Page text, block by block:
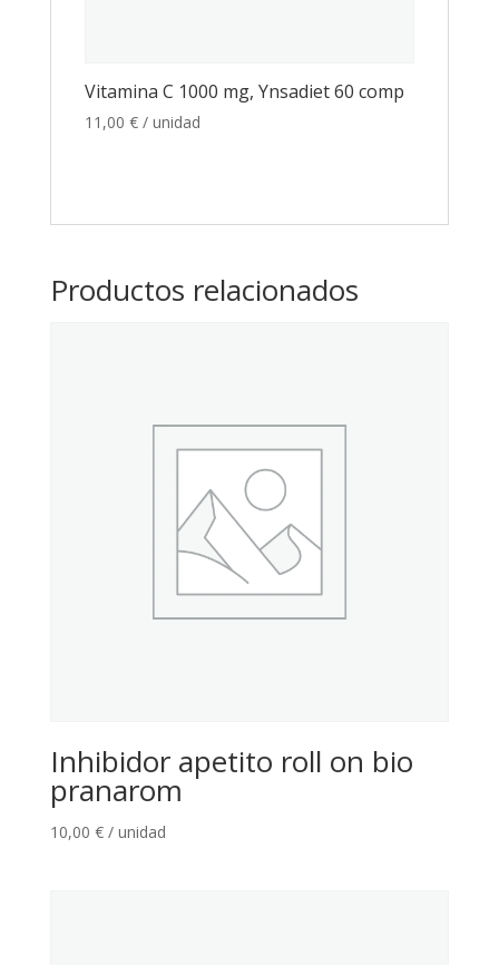
Vitamina C 1000 mg, Ynsadiet 60 comp
11,00 € / unidad
Productos relacionados
Inhibidor apetito roll on bio
pranarom
10,00 € / unidad